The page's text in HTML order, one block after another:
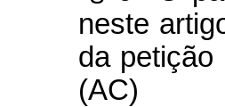
neste
da petição
(AC)